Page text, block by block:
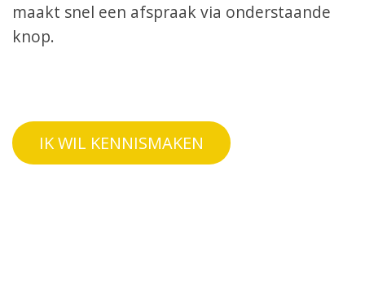
maakt snel een afspraak via onderstaande
knop.
IK WIL KENNISMAKEN